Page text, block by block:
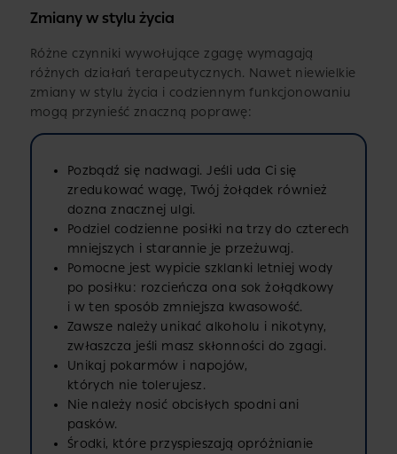
Zmiany w stylu życia
Różne czynniki wywołujące zgagę wymagają
różnych działań terapeutycznych. Nawet niewielkie
zmiany w stylu życia i codziennym funkcjonowaniu
mogą przynieść znaczną poprawę:
Pozbądź się nadwagi. Jeśli uda Ci się
zredukować wagę, Twój żołądek również
dozna znacznej ulgi.
Podziel codzienne posiłki na trzy do czterech
mniejszych i starannie je przeżuwaj.
Pomocne jest wypicie szklanki letniej wody
po posiłku: rozcieńcza ona sok żołądkowy
i w ten sposób zmniejsza kwasowość.
Zawsze należy unikać alkoholu i nikotyny,
zwłaszcza jeśli masz skłonności do zgagi.
Unikaj pokarmów i napojów,
których nie tolerujesz.
Nie należy nosić obcisłych spodni ani
pasków.
Środki, które przyspieszają opróżnianie